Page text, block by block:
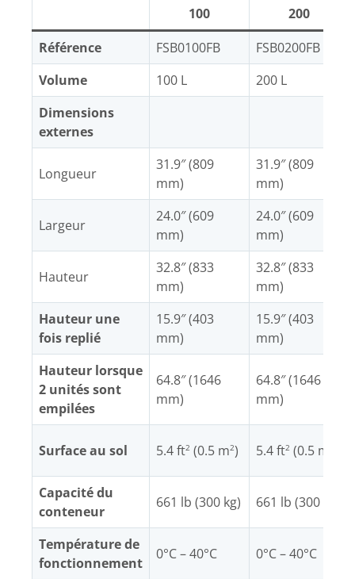
100
200
Référence
FSB0100FB
FSB0200FB
Volume
100 L
200 L
Dimensions
externes
Longueur
31.9″ (809
mm)
31.9″ (809
mm)
Largeur
24.0″ (609
mm)
24.0″ (609
mm)
Hauteur
32.8″ (833
mm)
32.8″ (833
mm)
Hauteur une
fois replié
15.9″ (403
mm)
15.9″ (403
mm)
Hauteur lorsque
2 unités sont
empilées
64.8″ (1646
mm)
64.8″ (1646
mm)
Surface au sol 5.4 ft2 (0.5 m2) 5.4 ft2 (0.5 m
Capacité du
conteneur
661 lb (300 kg) 661 lb (300 kg)
Température de
fonctionnement
0°C – 40°C 0°C – 40°C